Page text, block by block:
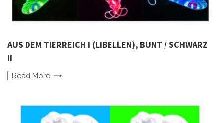
AUS DEM TIERREICH I (LIBELLEN), BUNT / SCHWARZ
II
Read More